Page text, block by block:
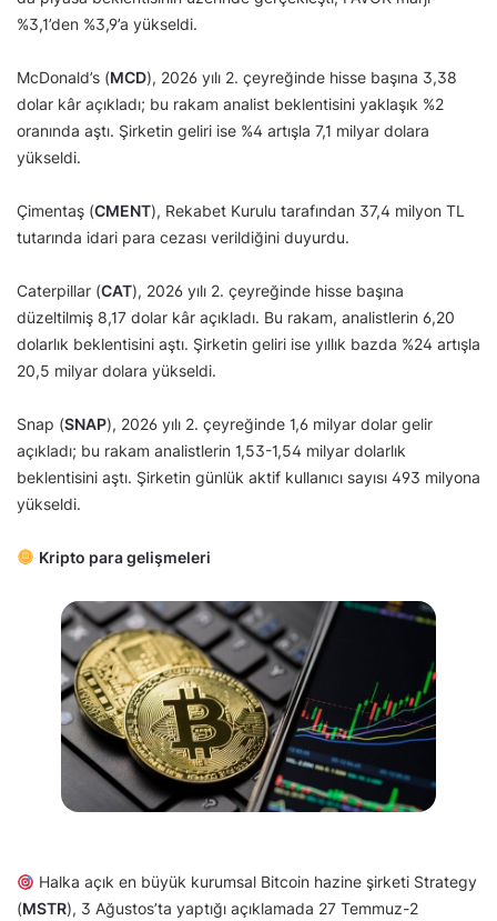
%3,1’den %3,9’a yükseldi.
McDonald’s (MCD), 2026 yılı 2. çeyreğinde hisse başına 3,38
dolar kâr açıkladı; bu rakam analist beklentisini yaklaşık %2
oranında aştı. Şirketin geliri ise %4 artışla 7,1 milyar dolara
yükseldi.
Çimentaş (CMENT), Rekabet Kurulu tarafından 37,4 milyon TL
tutarında idari para cezası verildiğini duyurdu.
Caterpillar (CAT), 2026 yılı 2. çeyreğinde hisse başına
düzeltilmiş 8,17 dolar kâr açıkladı. Bu rakam, analistlerin 6,20
dolarlık beklentisini aştı. Şirketin geliri ise yıllık bazda %24 artışla
20,5 milyar dolara yükseldi.
Snap (SNAP), 2026 yılı 2. çeyreğinde 1,6 milyar dolar gelir
açıkladı; bu rakam analistlerin 1,53-1,54 milyar dolarlık
beklentisini aştı. Şirketin günlük aktif kullanıcı sayısı 493 milyona
yükseldi.
Kripto para gelişmeleri
Halka açık en büyük kurumsal Bitcoin hazine şirketi Strategy
(MSTR), 3 Ağustos’ta yaptığı açıklamada 27 Temmuz-2